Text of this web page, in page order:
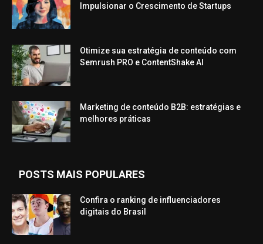
Impulsionar o Crescimento de Startups
Otimize sua estratégia de conteúdo com
Semrush PRO e ContentShake AI
Marketing de conteúdo B2B: estratégias e
melhores práticas
POSTS MAIS POPULARES
Confira o ranking de influenciadores
digitais do Brasil